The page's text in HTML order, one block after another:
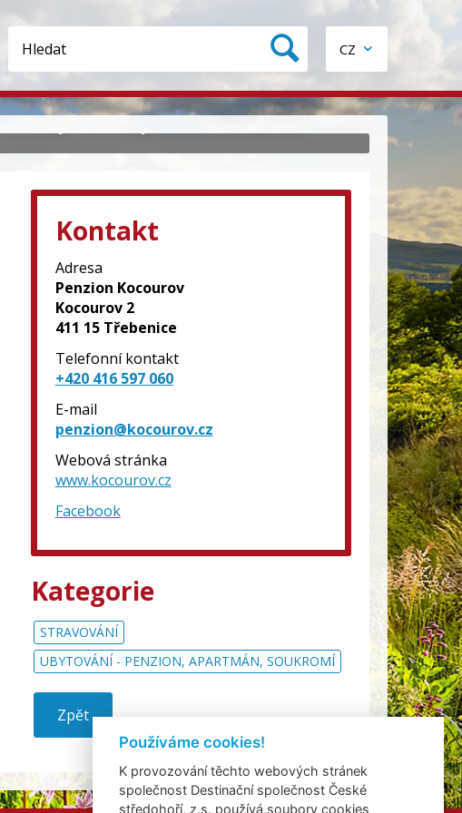
CZ
Kontakt
Adresa
Penzion Kocourov
Kocourov 2
411 15 Třebenice
Telefonní kontakt
+420 416 597 060
E-mail
penzion@kocourov.cz
Webová stránka
www.kocourov.cz
Facebook
Kategorie
STRAVOVÁNÍ
UBYTOVÁNÍ - PENZION, APARTMÁN, SOUKROMÍ
Zpět
Používáme cookies!
K provozování těchto webových stránek
společnost Destinační společnost České
středohoří, z.s. používá soubory cookies